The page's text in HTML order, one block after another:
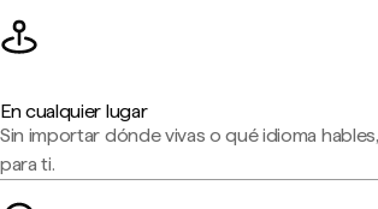
En cualquier lugar
Sin importar dónde vivas o qué idioma
para ti.